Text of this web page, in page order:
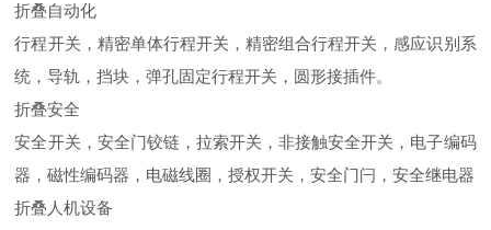
折叠自动化
行程开关，精密单体行程开关，精密组合行程开关，感应识别系
统，导轨，挡块，弹孔固定行程开关，圆形接插件。
折叠安全
安全开关，安全门铰链，拉索开关，非接触安全开关，电子编码
器，磁性编码器，电磁线圈，授权开关，安全门闩，安全继电器
折叠人机设备